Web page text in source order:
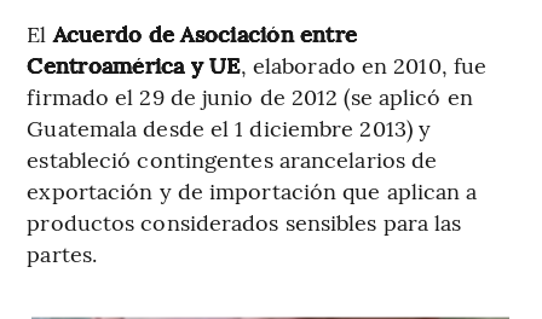
ElAcuerdo de Asociación entre
Centroamérica y UE, elaborado en 2010, fue
firmado el 29 de junio de 2012 (se aplicó en
Guatemala desde el 1 diciembre 2013) y
estableció contingentes arancelarios de
exportación y de importación que aplican a
productos considerados sensibles para las
partes.